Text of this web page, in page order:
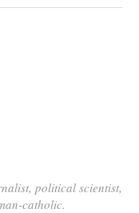
political scientist,
catholic.